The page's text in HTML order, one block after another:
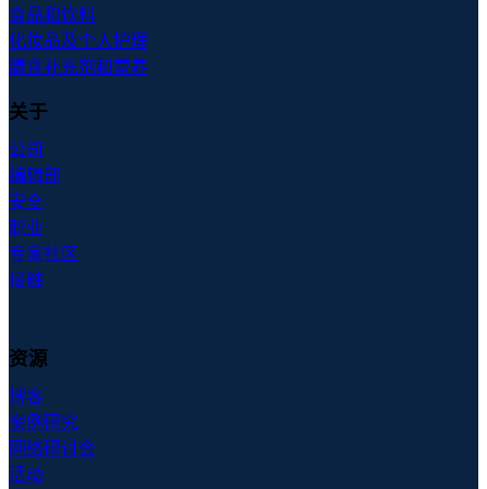
食品和饮料
化妆品及个人护理
膳食补充剂和营养
关于
公司
编辑部
安全
职业
专家社区
接触
资源
博客
案例研究
网络研讨会
活动